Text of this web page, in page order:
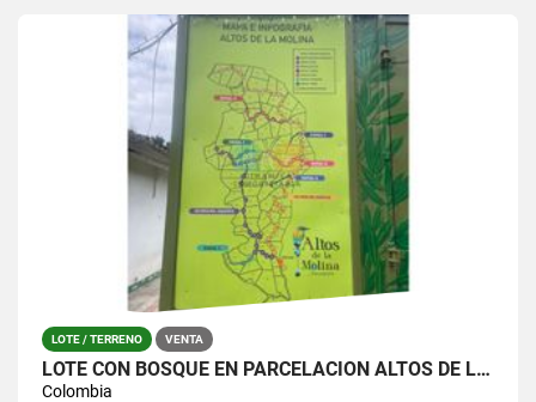
LOTE / TERRENO VENTA
LOTE CON BOSQUE EN PARCELACIÓN ALTOS DE LA MOLINA – GUARNE
Colombia